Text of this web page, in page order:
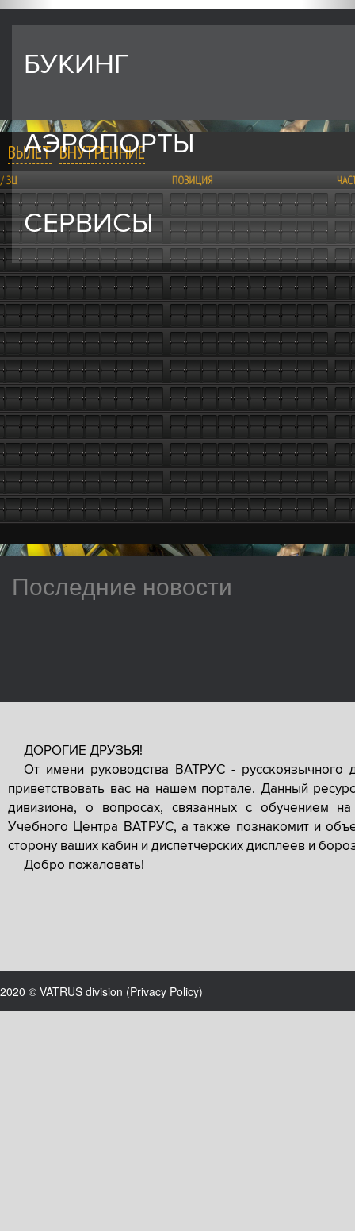
БУКИНГ
АЭРОПОРТЫ
СЕРВИСЫ
ВЫЛЕТ ВНУТРЕННИЕ
Последние новости
ДОРОГИЕ ДРУЗЬЯ!
От имени руководства ВАТРУС -
приветствовать вас на нашем портале. Данный
дивизиона, о вопросах, связанных с обучением
Учебного Центра ВАТРУС, а также познакомит и
сторону ваших кабин и диспетчерских дисплеев и
Добро пожаловать!
2020 © VATRUS division (Privacy Policy)